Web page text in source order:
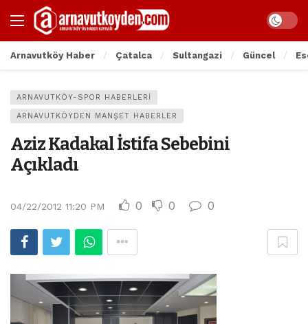
Arnavutköy Haber Çatalca Sultangazi Güncel
ARNAVUTKÖY-SPOR HABERLERI
ARNAVUTKÖYDEN MANŞET HABERLER
Aziz Kadakal İstifa Sebebini
Açıkladı
04/22/2012 11:20 PM 0 0 0